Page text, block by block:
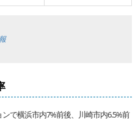
で横浜市内7%前後、川崎市内6.5%前